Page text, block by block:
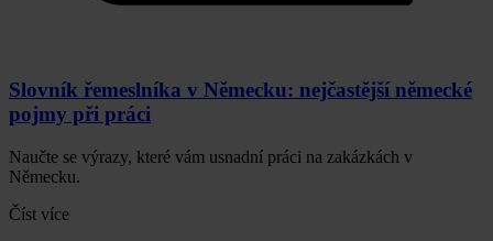
Slovník řemeslníka v Německu: nejčastější německé
pojmy při práci
Naučte se výrazy, které vám usnadní práci na zakázkách v
Německu.
Číst více